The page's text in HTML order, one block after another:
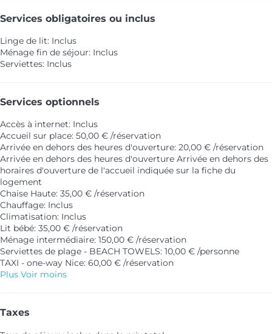
Services obligatoires ou inclus
Linge de lit: Inclus
Ménage fin de séjour: Inclus
Serviettes: Inclus
Services optionnels
Accès à internet: Inclus
Accueil sur place: 50,00 € /réservation
Arrivée en dehors des heures d'ouverture: 20,00 € /réservation
Arrivée en dehors des heures d'ouverture Arrivée en dehors des
horaires d'ouverture de l'accueil indiquée sur la fiche du
logement
Chaise Haute: 35,00 € /réservation
Chauffage: Inclus
Climatisation: Inclus
Lit bébé: 35,00 € /réservation
Ménage intermédiaire: 150,00 € /réservation
Serviettes de plage - BEACH TOWELS: 10,00 € /personne
TAXI - one-way Nice: 60,00 € /réservation
Plus Voir moins
Taxes